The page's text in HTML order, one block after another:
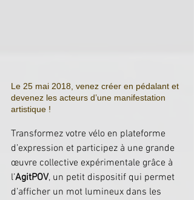
​​Le 25 mai 2018, venez créer en pédalant et
devenez les acteurs d’une manifestation
artistique !
Transformez votre vélo en plateforme
d’expression et participez à une grande
œuvre collective expérimentale grâce à
l’AgitPOV, un petit dispositif qui permet
d’afficher un mot lumineux dans les